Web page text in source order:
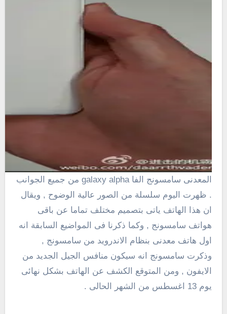
. ظهرت اليوم سلسلة من الصور عالية الوضوح , ويقال
ان هذا الهاتف ياتى بتصميم مختلف تماما عن باقى
هواتف سامسونج , وكما ذكرنا فى المواضيع السابقة انه
اول هاتف معدنى بنظام الاندرويد من سامسونج ,
وذكرت سامسونج انه سيكون منافس الجيل الجديد من
الايفون , ومن المتوقع الكشف عن الهاتف بشكل نهائى
يوم 13 اغسطس من الشهر الحالى .